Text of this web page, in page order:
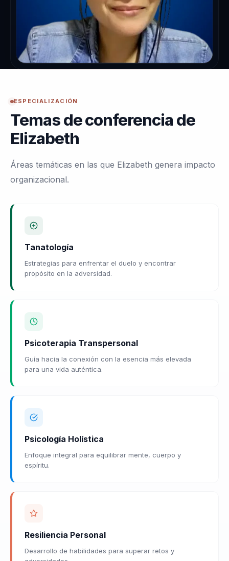
ESPECIALIZACIÓN
Temas de conferencia de
Elizabeth
Áreas temáticas en las que Elizabeth genera impacto
organizacional.
Tanatología
Estrategias para enfrentar el duelo y encontrar
propósito en la adversidad.
Psicoterapia Transpersonal
Guía hacia la conexión con la esencia más elevada
para una vida auténtica.
Psicología Holística
Enfoque integral para equilibrar mente, cuerpo y
espíritu.
Resiliencia Personal
Desarrollo de habilidades para superar retos y